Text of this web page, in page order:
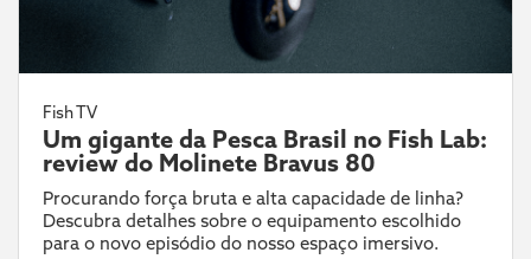
Fish TV
Um gigante da Pesca Brasil no Fish Lab:
review do Molinete Bravus 80
Procurando força bruta e alta capacidade de linha?
Descubra detalhes sobre o equipamento escolhido
para o novo episódio do nosso espaço imersivo.